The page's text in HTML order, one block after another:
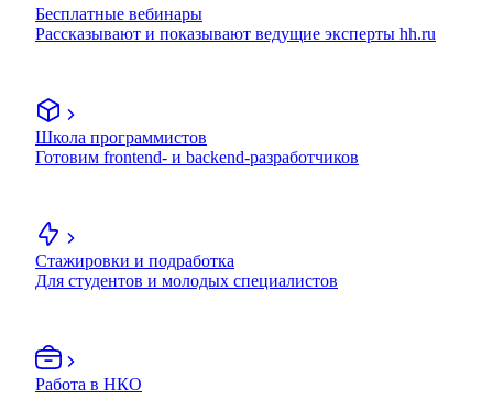
Бесплатные вебинары
Рассказывают и показывают ведущие эксперты hh.ru
Школа программистов
Готовим frontend- и backend-разработчиков
Стажировки и подработка
Для студентов и молодых специалистов
Работа в НКО